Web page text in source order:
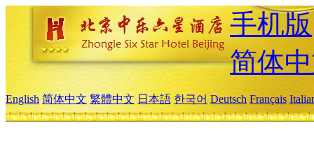
手机版
简体
English 简体中文 繁體中文 日本語 한국어 Deutsch Français